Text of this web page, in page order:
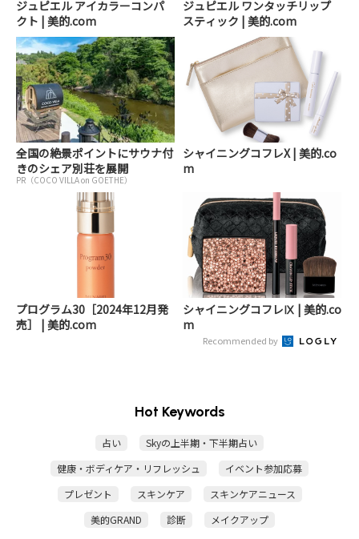
ジュピエル アイカラーコンパ
クト | 美的.com
ジュピエル ワンタッチリップ
スティック | 美的.com
全国の絶景ポイントにサウナ付
きのシェア別荘を展開
PR（COCO VILLA on GOETHE）
シャイニングコフレX | 美的.co
m
プログラム30［2024年12月発
売］ | 美的.com
シャイニングコフレⅨ | 美的.co
m
Recommended by
Hot Keywords
占い
Skyの上半期・下半期占い
健康・ボディケア・リフレッシュ
イベント参加応募
プレゼント
スキンケア
スキンケアニュース
美的GRAND
診断 メイクアップ